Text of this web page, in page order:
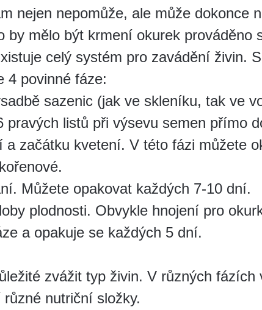
nejen nepomůže, ale může dokonce
by mělo být krmení okurek prováděno
celý systém pro zavádění živin.
4 povinné fáze:
sazenic (jak ve skleníku, tak ve
pravých listů při výsevu semen přímo
a začátku kvetení. V této fázi můžete
Můžete opakovat každých 7-10 dní.
plodnosti. Obvykle hnojení pro
a opakuje se každých 5 dní.
zvážit typ živin. V různých fázích
nutriční složky.